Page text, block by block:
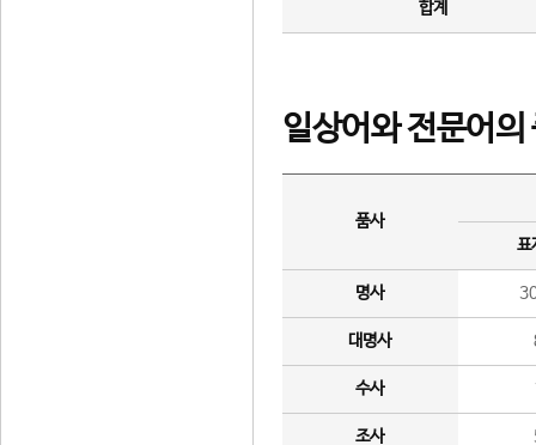
합계
일상어와 전문어의
품사
표
명사
대명사
수사
조사